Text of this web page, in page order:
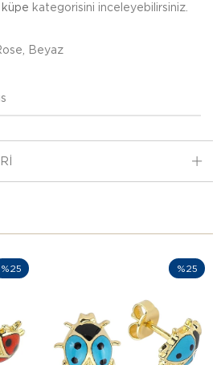
küpe kategorisini inceleyebilirsiniz.
Beyaz
%25 %25